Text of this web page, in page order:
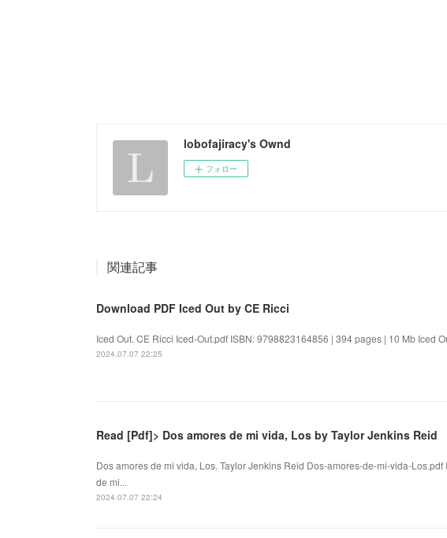
lobofajiracy's Ownd
フォロー
関連記事
Download PDF Iced Out by CE Ricci
Iced Out. CE Ricci Iced-Out.pdf ISBN: 9798823164856 | 394 pages | 10 Mb Iced
2024.07.07 22:25
Read [Pdf]> Dos amores de mi vida, Los by Taylor Jenkins Reid
Dos amores de mi vida, Los. Taylor Jenkins Reid Dos-amores-de-mi-vida-
de mi...
2024.07.07 22:24